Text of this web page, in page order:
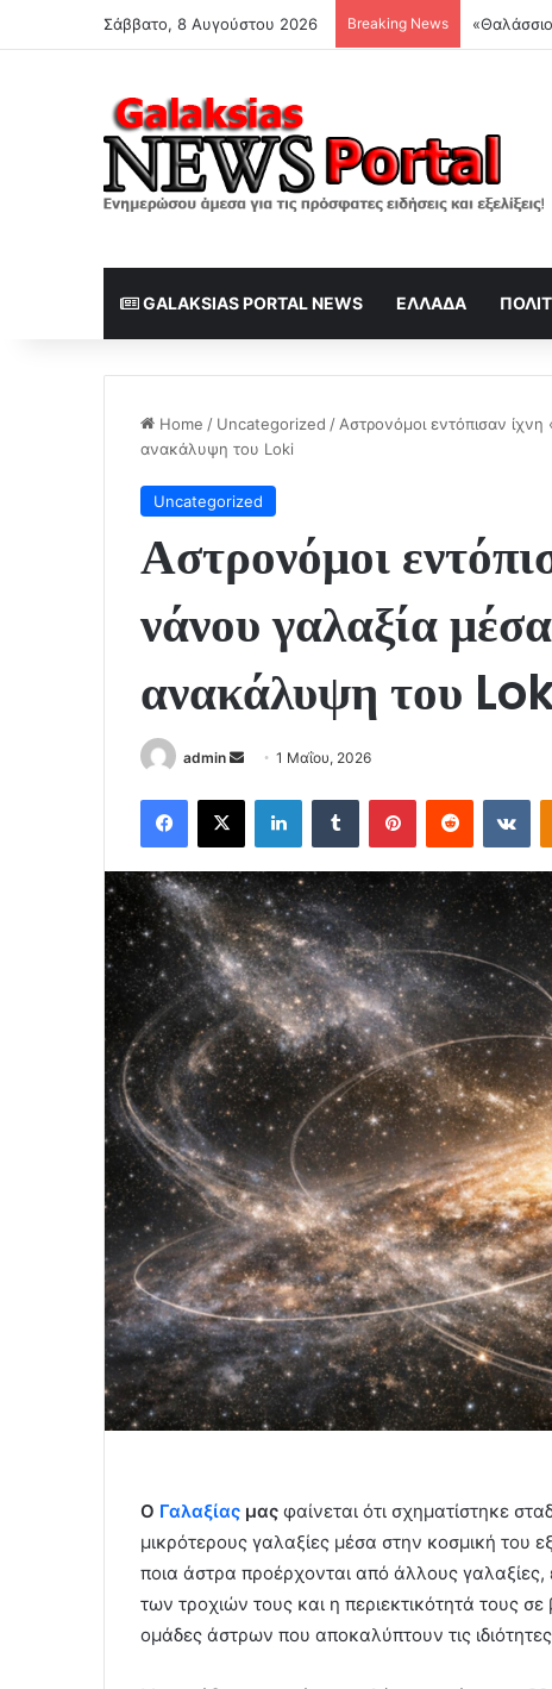
Σάββατο, 8 Αυγούστου 2026 Breaking News
GALAKSIAS PORTAL NEWS ΕΛΛΆΔΑ
Home / Uncategorized / Αστρονόμοι εντόπισαν
ανακάλυψη του Loki
Uncategorized
Αστρονόμοι
νάνου γαλαξία
ανακάλυψη του
admin
Send
email
1 Μαΐου, 2026
Facebook
X LinkedInTumblr PinterestReddit
Ο Γαλαξίας μας φαίνεται ότι σχηματίστηκε
μικρότερους γαλαξίες μέσα στην κοσμική του
ποια άστρα προέρχονται από άλλους
των τροχιών τους και η περιεκτικότητά τους
ομάδες άστρων που αποκαλύπτουν τις